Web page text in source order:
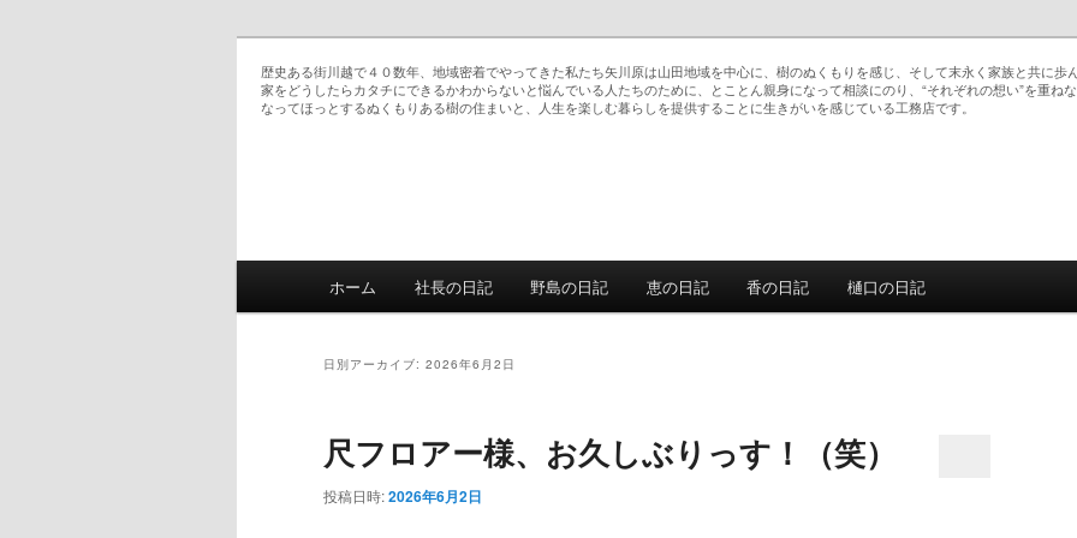
歴史ある街川越で４０数年、地域密着でやってきた私たち矢川原は山田地域を中心に、樹のぬくもりを感じ、そして末永く家族と共に
家をどうしたらカタチにできるかわからないと悩んでいる人たちのために、とことん親身になって相談にのり、“それぞれの想い”を重ね
なってほっとするぬくもりある樹の住まいと、人生を楽しむ暮らしを提供することに生きがいを感じている工務店です。
ていちゃん大工日記
メインコンテンツへ移動
サブコンテンツへ移動
ホーム 社長の日記 野島の日記 恵の日記 香の日記 樋口の日記
日別アーカイブ:2026年6月2日
尺フロアー様、お久しぶりっす！（笑）
投稿日時:2026年6月2日